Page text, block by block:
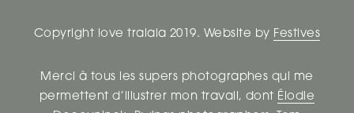
Copyright love tralala 2019. Website by Festives
Merci à tous les supers photographes qui me
permettent d’illustrer mon travail, dont Élodie